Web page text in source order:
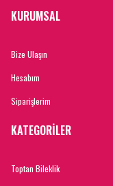
KURUMSAL
Bize Ulaşın
Hesabım
Siparişlerim
KATEGORİLER
Toptan Bileklik